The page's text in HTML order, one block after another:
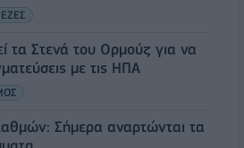
τα Στενά του Ορμούζ για να
με τις ΗΠΑ
Σήμερα αναρτώνται τα